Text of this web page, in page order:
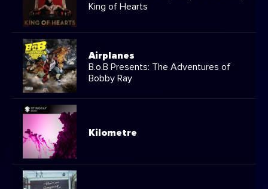
King of Hearts
Airplanes
B.o.B Presents: The Adventures of
Bobby Ray
Kilometre